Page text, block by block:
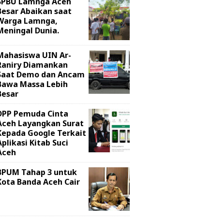
Abaikan saat
Lamnga,
Dunia.
UIN Ar-
Diamankan
Demo dan Ancam
Massa Lebih
Pemuda Cinta
Layangkan Surat
Google Terkait
Kitab Suci
Tahap 3 untuk
Banda Aceh Cair